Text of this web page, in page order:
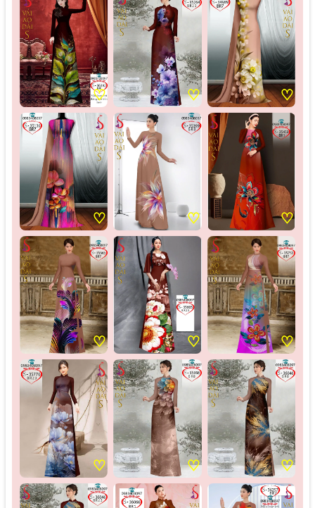
♡ ♡ ♡
♡ ♡ ♡
♡ ♡ ♡
♡ ♡ ♡